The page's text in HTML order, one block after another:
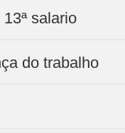
salario
do trabalho